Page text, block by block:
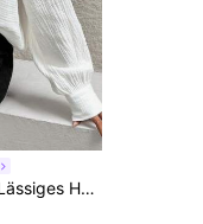
Siren Gaze Damen Lässiges Hemd mit umgeschlagenem Kragen und halber Knopfleiste, Langarm-Oberteil